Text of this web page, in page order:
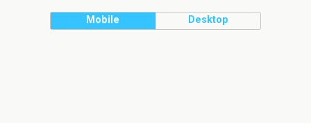
Mobile Desktop